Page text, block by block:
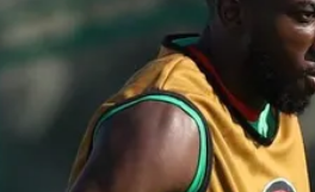
Paris